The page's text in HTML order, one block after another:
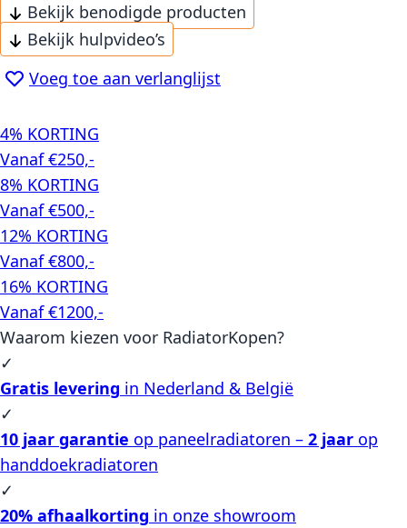
Bekijk benodigde producten
Bekijk hulpvideo’s
Voeg toe aan verlanglijst
4% KORTING
Vanaf €250,-
8% KORTING
Vanaf €500,-
12% KORTING
Vanaf €800,-
16% KORTING
Vanaf €1200,-
Waarom kiezen voor RadiatorKopen?
✓
Gratis levering in Nederland & België
✓
10 jaar garantie op paneelradiatoren – 2 jaar op
handdoekradiatoren
✓
20% afhaalkorting in onze showroom